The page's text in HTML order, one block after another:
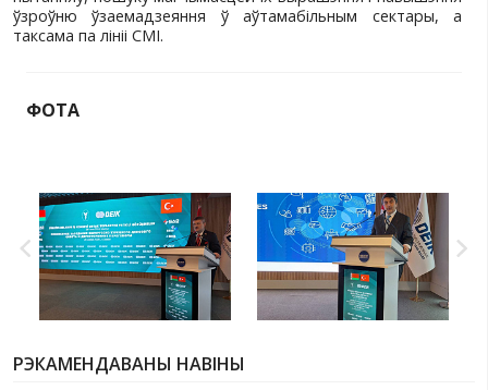
Пасля завяршэння пленарнай часткі
беларускіх і турэцкіх прадпрыемстваў і
навуковых даследаванняў,
Акрамя таго, адбылася сустрэча сустаршыняў
Турэцкай рады дзелавога супрацоўніцтва, у
ўдзел прадстаўнікі кіраўніцтва DEIK. На
разгледжаны пытанні беларуска-турэцкага
у тым ліку звязаныя з правядзеннем банкаўскіх
рабочай групы для выяўлення існуючых